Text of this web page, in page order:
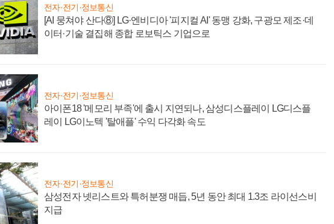
전자·전기·정보통신
[AI 뭉쳐야 산다⑧] LG·엔비디아 '피지컬 AI' 동맹 강화, 구광모 제조·데
이터·기술 결집해 종합 로보틱스 기업으로
전자·전기·정보통신
아이폰18 '메모리 부족'에 출시 지연되나, 삼성디스플레이 LG디스플
레이 LG이노텍 '탈애플' 수익 다각화 속도
전자·전기·정보통신
삼성전자 넷리스트와 특허분쟁 매듭, 5년 동안 최대 1.3조 라이선스비
지급